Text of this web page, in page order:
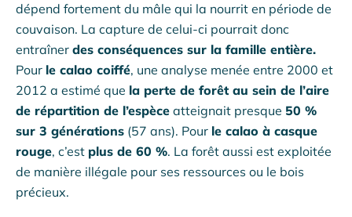
dépend fortement du mâle qui la nourrit en période de
couvaison. La capture de celui-ci pourrait donc
entraîner des conséquences sur la famille entière.
Pour le calao coiffé, une analyse menée entre 2000 et
2012 a estimé que la perte de forêt au sein de l’aire
de répartition de l’espèce atteignait presque 50 %
sur 3 générations (57 ans). Pour le calao à casque
rouge, c’est plus de 60 %. La forêt aussi est exploitée
de manière illégale pour ses ressources ou le bois
précieux.